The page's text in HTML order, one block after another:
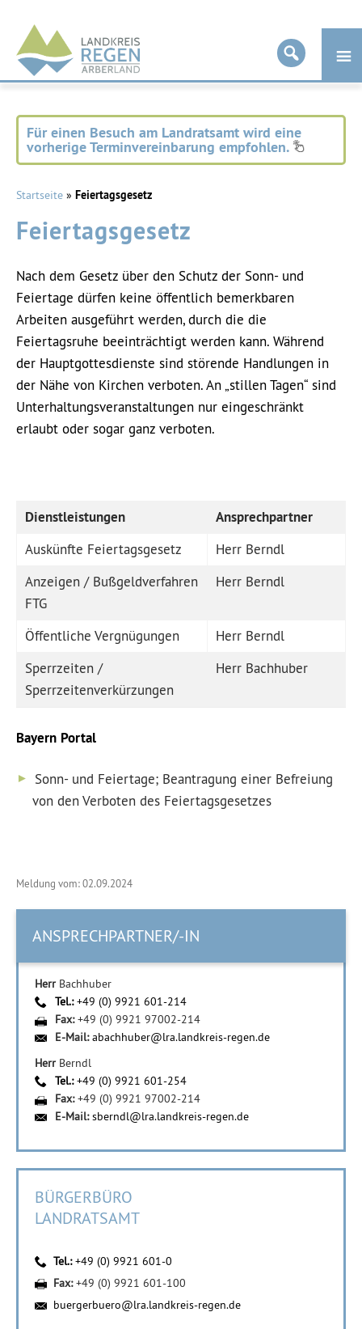
Landkreis
Regen
Für einen Besuch am Landratsamt wird eine
vorherige Terminvereinbarung empfohlen.
Startseite » Feiertagsgesetz
Feiertagsgesetz
Nach dem Gesetz über den Schutz der Sonn- und
Feiertage dürfen keine öffentlich bemerkbaren
Arbeiten ausgeführt werden, durch die die
Feiertagsruhe beeinträchtigt werden kann. Während
der Hauptgottesdienste sind störende Handlungen in
der Nähe von Kirchen verboten. An „stillen Tagen“ sind
Unterhaltungsveranstaltungen nur eingeschränkt
erlaubt oder sogar ganz verboten.
Dienstleistungen
Ansprechpartner
Auskünfte Feiertagsgesetz
Herr Berndl
Anzeigen / Bußgeldverfahren
FTG
Herr Berndl
Öffentliche Vergnügungen
Herr Berndl
Sperrzeiten /
Sperrzeitenverkürzungen
Herr Bachhuber
Bayern Portal
Sonn- und Feiertage; Beantragung einer Befreiung
von den Verboten des Feiertagsgesetzes
Meldung vom: 02.09.2024
ANSPRECHPARTNER/-IN
Herr Bachhuber
Tel.:+49 (0) 9921 601-214
Fax:+49 (0) 9921 97002-214
E-Mail:abachhuber@lra.landkreis-regen.de
Herr Berndl
Tel.:+49 (0) 9921 601-254
Fax:+49 (0) 9921 97002-214
E-Mail:sberndl@lra.landkreis-regen.de
BÜRGERBÜRO
LANDRATSAMT
Tel.:+49 (0) 9921 601-0
Fax:+49 (0) 9921 601-100
buergerbuero@lra.landkreis-regen.de